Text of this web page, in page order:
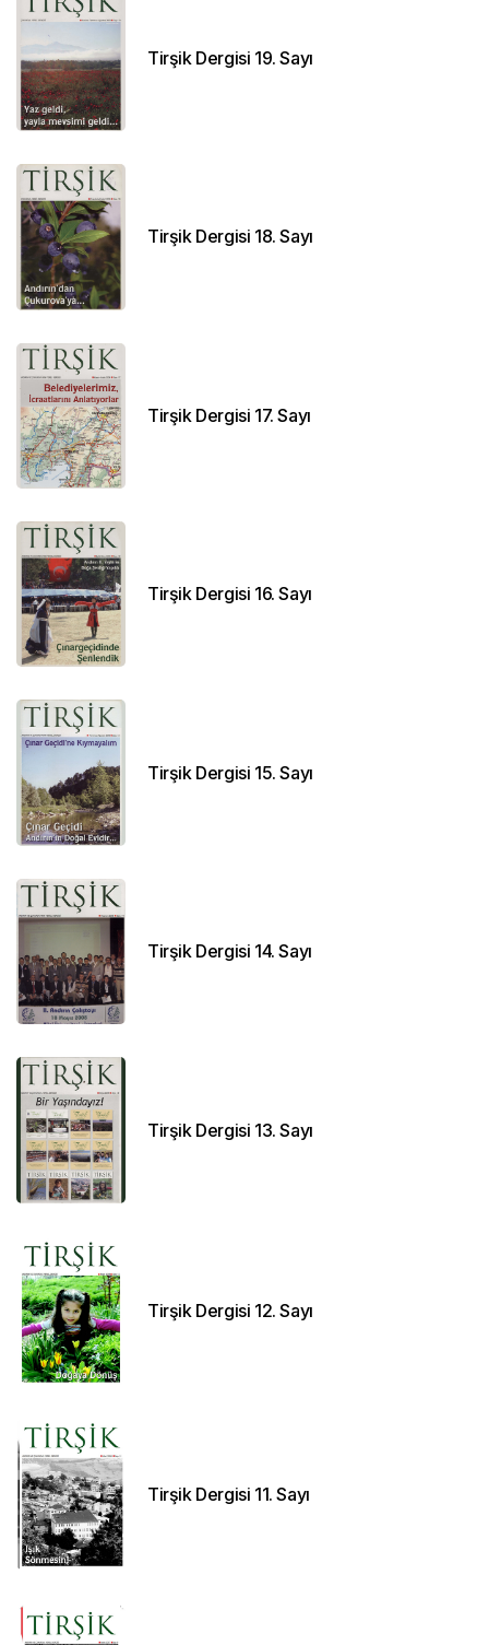
Tirşik Dergisi 19. Sayı
Tirşik Dergisi 18. Sayı
Tirşik Dergisi 17. Sayı
Tirşik Dergisi 16. Sayı
Tirşik Dergisi 15. Sayı
Tirşik Dergisi 14. Sayı
Tirşik Dergisi 13. Sayı
Tirşik Dergisi 12. Sayı
Tirşik Dergisi 11. Sayı